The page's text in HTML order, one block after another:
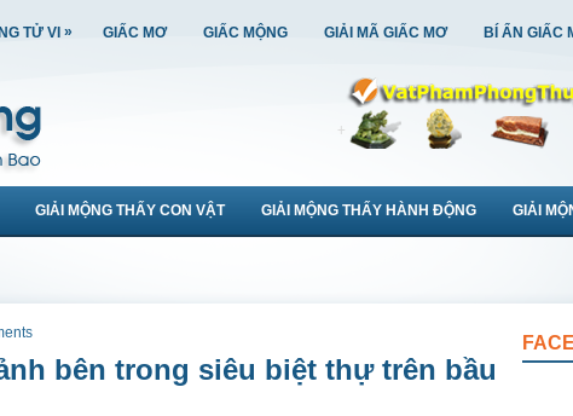
TỬ VI » GIẤC MƠ GIẤC MỘNG GIẢI MÃ GIẤC MƠ BÍ ẨN GIẤC
GIẢI MỘNG THẤY CON VẬT GIẢI MỘNG THẤY HÀNH ĐỘNG GIẢI
bên trong siêu biệt thự trên bầu